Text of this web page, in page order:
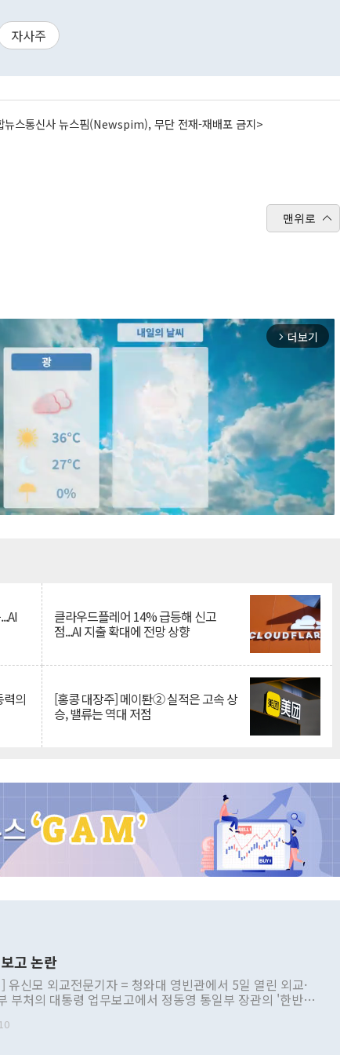
자사주
뉴스통신사 뉴스핌(Newspim), 무단 전재-재배포 금지>
맨위로
arrow_forward_ios 더보기
클라우드플레어 14% 급등해 신고
점...AI 지출 확대에 전망 상향
의 [홍콩 대장주] 메이퇀② 실적은 고속 상
승, 밸류는 역대 저점
고 논란
유신모 외교전문기자 = 청와대 영빈관에서 5일 열린 외교·
부처의 대통령 업무보고에서 정동영 통일부 장관의 '한반도
부 내 조율을 거치지 않은 사안을 정책으로 추진하겠다고 공